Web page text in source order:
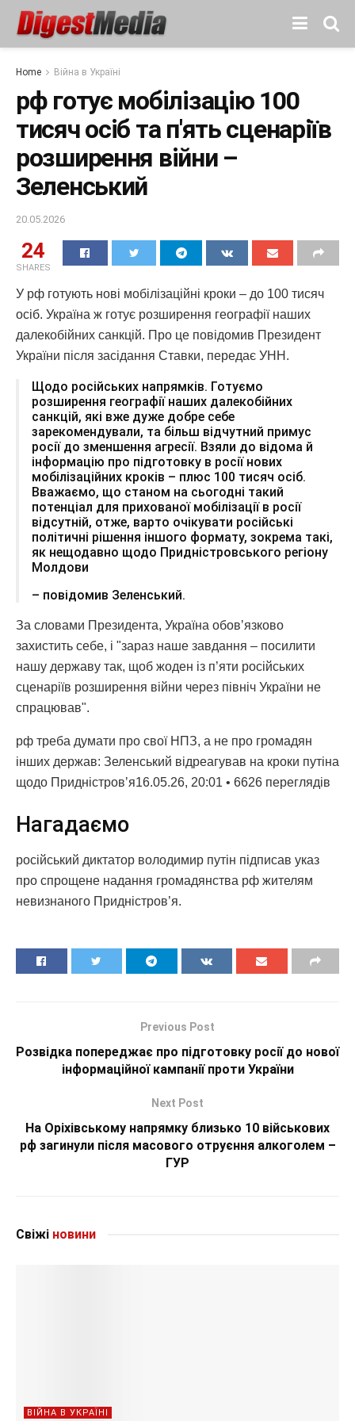
Home Війна в Україні
рф готує мобілізацію 100
тисяч осіб та п'ять сценаріїв
розширення війни –
Зеленський
20.05.2026
24
SHARES
У рф готують нові мобілізаційні кроки – до 100 тисяч
осіб. Україна ж готує розширення географії наших
далекобійних санкцій. Про це повідомив Президент
України після засідання Ставки, передає УНН.
Щодо російських напрямків. Готуємо
розширення географії наших далекобійних
санкцій, які вже дуже добре себе
зарекомендували, та більш відчутний примус
росії до зменшення агресії. Взяли до відома й
інформацію про підготовку в росії нових
мобілізаційних кроків – плюс 100 тисяч осіб.
Вважаємо, що станом на сьогодні такий
потенціал для прихованої мобілізації в росії
відсутній, отже, варто очікувати російські
політичні рішення іншого формату, зокрема такі,
як нещодавно щодо Придністровського регіону
Молдови
– повідомив Зеленський.
За словами Президента, Україна обовʼязково
захистить себе, і "зараз наше завдання – посилити
нашу державу так, щоб жоден із п’яти російських
сценаріїв розширення війни через північ України не
спрацював".
рф треба думати про свої НПЗ, а не про громадян
інших держав: Зеленський відреагував на кроки путіна
щодо Придністровʼя16.05.26, 20:01 • 6626 переглядiв
Нагадаємо
російський диктатор володимир путін підписав указ
про спрощене надання громадянства рф жителям
невизнаного Придністров’я.
Previous Post
Розвідка попереджає про підготовку росії до нової
інформаційної кампанії проти України
Next Post
На Оріхівському напрямку близько 10 військових
рф загинули після масового отруєння алкоголем –
ГУР
Свіжі новини
ВІЙНА В УКРАЇНІ